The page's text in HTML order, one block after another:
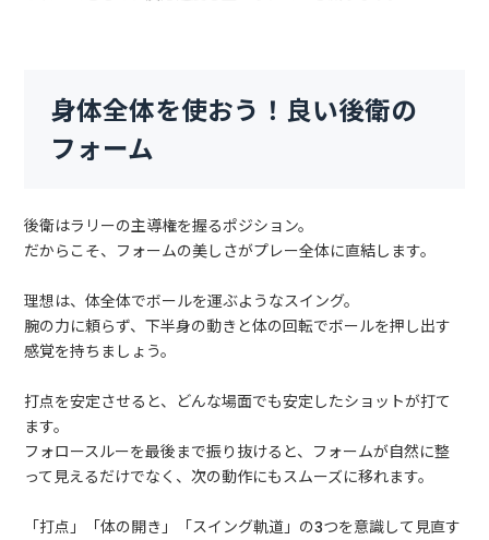
身体全体を使おう！良い後衛の
フォーム
後衛はラリーの主導権を握るポジション。
だからこそ、フォームの美しさがプレー全体に直結します。
理想は、体全体でボールを運ぶようなスイング。
腕の力に頼らず、下半身の動きと体の回転でボールを押し出す
感覚を持ちましょう。
打点を安定させると、どんな場面でも安定したショットが打て
ます。
フォロースルーを最後まで振り抜けると、フォームが自然に整
って見えるだけでなく、次の動作にもスムーズに移れます。
「打点」「体の開き」「スイング軌道」の3つを意識して見直す